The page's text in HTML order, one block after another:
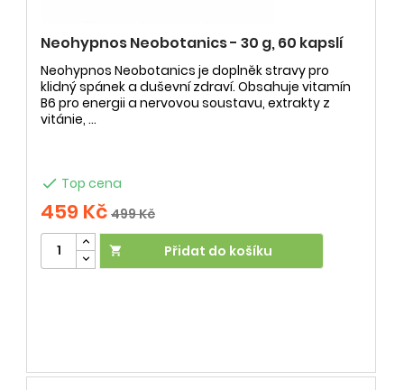
Neohypnos Neobotanics - 30 g, 60 kapslí
Neohypnos Neobotanics je doplněk stravy pro
klidný spánek a duševní zdraví. Obsahuje vitamín
B6 pro energii a nervovou soustavu, extrakty z
vitánie, ...
 Top cena
459 Kč 499 Kč
 Přidat do košíku